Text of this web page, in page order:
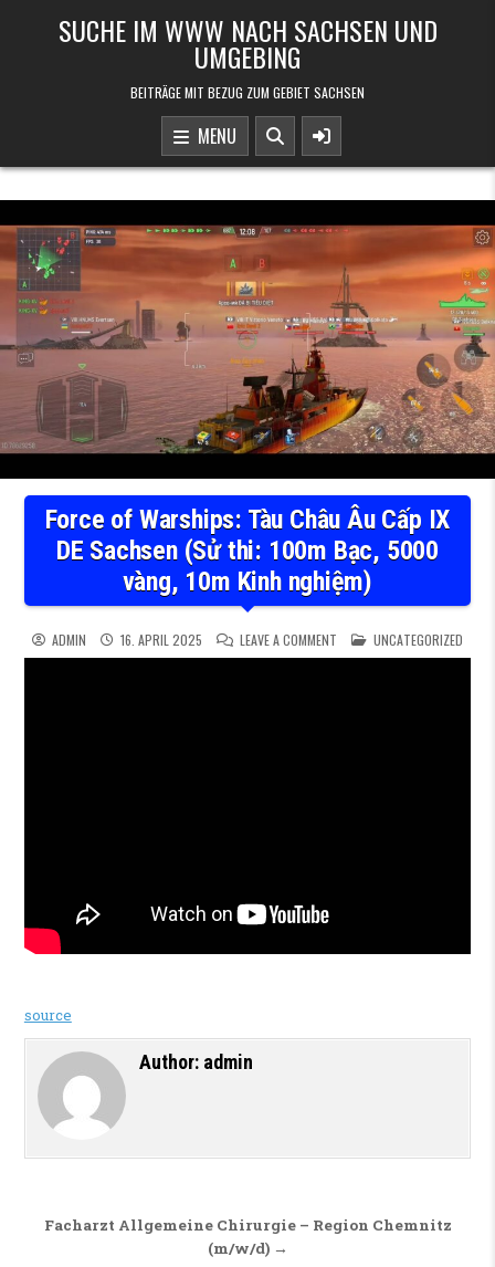
SUCHE IM WWW NACH SACHSEN UND
UMGEBING
BEITRÄGE MIT BEZUG ZUM GEBIET SACHSEN
MENU
Force of Warships: Tàu Châu Âu Cấp IX
DE Sachsen (Sử thi: 100m Bạc, 5000
vàng, 10m Kinh nghiệm)
ADMIN 16. APRIL 2025 LEAVE A COMMENT ON FORCE OF WARSHIPS:
POSTED IN
UNCATEGORIZED
source
Author: admin
Beitragsnavigation
Facharzt Allgemeine Chirurgie – Region Chemnitz
(m/w/d) →